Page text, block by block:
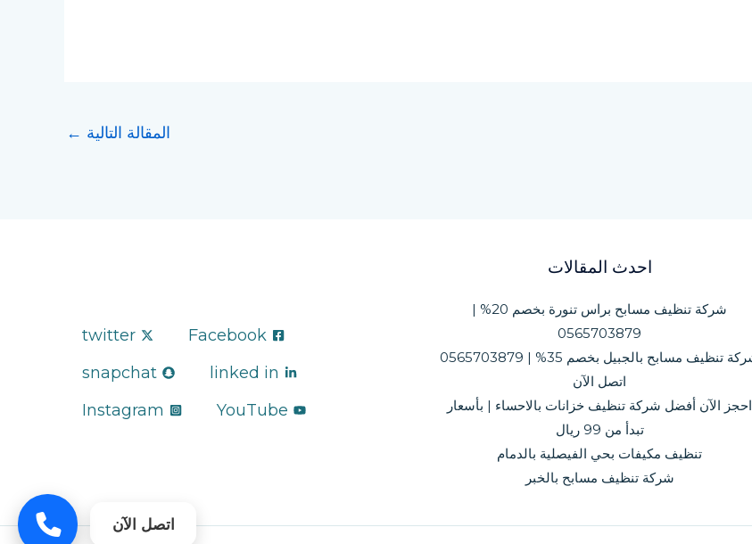
المقالة التالية ←
احدث المقالات
شركة تنظيف مسابح براس تنورة بخصم 20% |
0565703879
شركة تنظيف مسابح بالجبيل بخصم 35% | 0565703879
اتصل الآن
احجز الآن أفضل شركة تنظيف خزانات بالاحساء | بأسعار
تبدأ من 99 ريال
تنظيف مكيفات بحي الفيصلية بالدمام
شركة تنظيف مسابح بالخبر
Facebook
twitter
linked in
snapchat
YouTube
Instagram
اتصل الآن